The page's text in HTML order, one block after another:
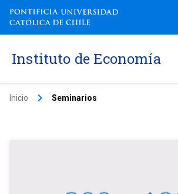
Instituto de Economía
Inicio keyboard_arrow_right Seminarios